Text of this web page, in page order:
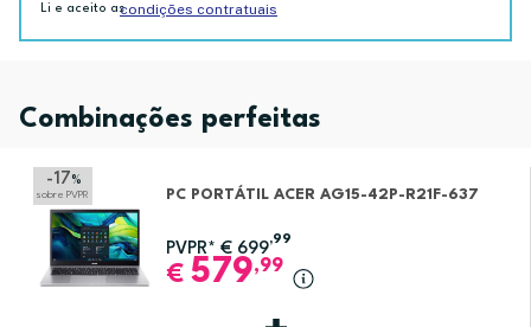
Li e aceito ascondições contratuais
Combinações perfeitas
-17 %
sobre PVPR PC PORTÁTIL ACER AG15-42P-R21F-637
PVPR* € 699
,99
€ 579,99